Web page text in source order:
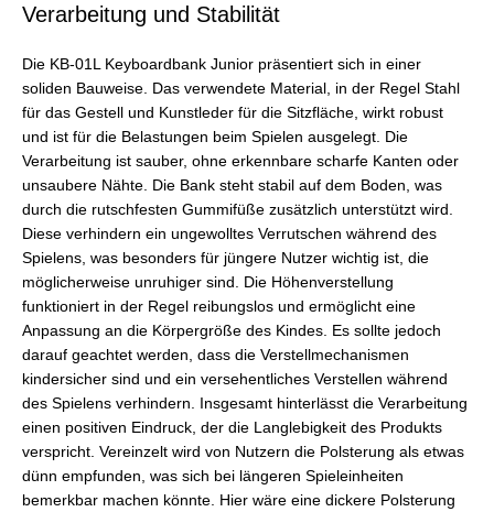
Verarbeitung und Stabilität
Die KB-01L Keyboardbank Junior präsentiert sich in einer
soliden Bauweise. Das verwendete Material, in der Regel Stahl
für das Gestell und Kunstleder für die Sitzfläche, wirkt robust
und ist für die Belastungen beim Spielen ausgelegt. Die
Verarbeitung ist sauber, ohne erkennbare scharfe Kanten oder
unsaubere Nähte. Die Bank steht stabil auf dem Boden, was
durch die rutschfesten Gummifüße zusätzlich unterstützt wird.
Diese verhindern ein ungewolltes Verrutschen während des
Spielens, was besonders für jüngere Nutzer wichtig ist, die
möglicherweise unruhiger sind. Die Höhenverstellung
funktioniert in der Regel reibungslos und ermöglicht eine
Anpassung an die Körpergröße des Kindes. Es sollte jedoch
darauf geachtet werden, dass die Verstellmechanismen
kindersicher sind und ein versehentliches Verstellen während
des Spielens verhindern. Insgesamt hinterlässt die Verarbeitung
einen positiven Eindruck, der die Langlebigkeit des Produkts
verspricht. Vereinzelt wird von Nutzern die Polsterung als etwas
dünn empfunden, was sich bei längeren Spieleinheiten
bemerkbar machen könnte. Hier wäre eine dickere Polsterung